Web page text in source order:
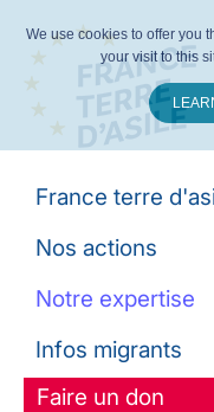
France terre
Nos actions
Notre expertise
Infos migrants
Faire un don
We use cookies to offer you
your visit to this